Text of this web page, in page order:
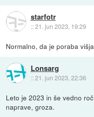
starfotr
::21. jun 2023, 19:29
Normalno, da je poraba
Lonsarg
::21. jun 2023, 22:36
Leto je 2023 in še vedno
naprave, groza.